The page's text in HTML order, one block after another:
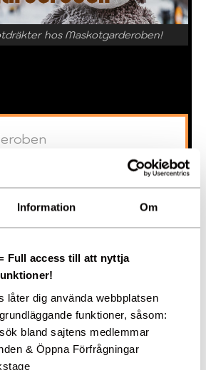
Information Om
Full access till att nyttja
låter dig använda webbplatsen
funktioner, såsom:
bland sajtens medlemmar
& Öppna Förfrågningar
hos Maskotgarderoben!
624 41 77
»Hemsida